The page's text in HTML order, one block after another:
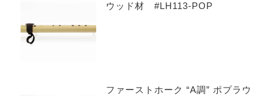
ウッド材 #LH113-POP
ファーストホーク “A調” ポプラウ